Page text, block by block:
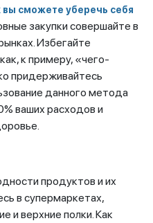
вы сможете уберечь себя
закупки совершайте в
Избегайте
к примеру, «чего-
придерживайтесь
данного метода
ваших расходов и
продуктов и их
в супермаркетах,
и верхние полки. Как